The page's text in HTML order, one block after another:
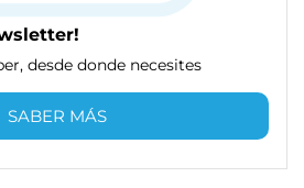
desde donde necesites
SABER MÁS